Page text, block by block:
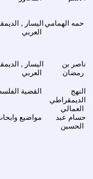
اليسار ,
العربي
حمه الهمامي
اليسار ,
العربي
ناصر بن
رمضان
القضية
النهج
الديمقراطي
العمالي
مواضيع
حسام عبد
الحسين